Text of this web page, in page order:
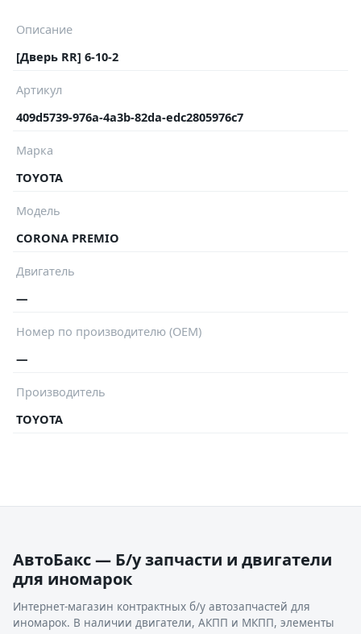
Описание
[Дверь RR] 6-10-2
Артикул
409d5739-976a-4a3b-82da-edc2805976c7
Марка
TOYOTA
Модель
CORONA PREMIO
Двигатель
—
Номер по производителю (OEM)
—
Производитель
TOYOTA
АвтоБакс — Б/у запчасти и двигатели
для иномарок
Интернет-магазин контрактных б/у автозапчастей для
иномарок. В наличии двигатели, АКПП и МКПП, элементы